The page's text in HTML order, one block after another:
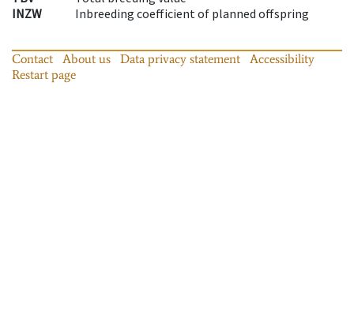
INZW
Inbreeding coefficient of planned offspring
Contact About us Data privacy statement
Accessibility
Restart page